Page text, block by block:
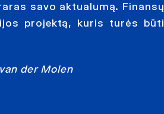
savo aktualumą. Finansų
projektą, kuris turės būti
der Molen